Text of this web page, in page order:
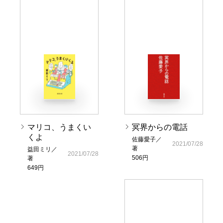
マリコ、うまくい
くよ
益田ミリ／
著
649円
2021/07/28
冥界からの電話
佐藤愛子／
著
506円
2021/07/28